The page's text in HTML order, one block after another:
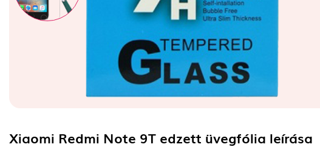
Xiaomi Redmi Note 9T edzett üvegfólia leírása